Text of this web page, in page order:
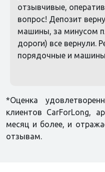
отзывчивые,
вопрос! Депозит
машины, за минусом
дороги) все вернули.
порядочные и
*Оценка
клиентов CarForLong,
месяц и более, и
отзывам.